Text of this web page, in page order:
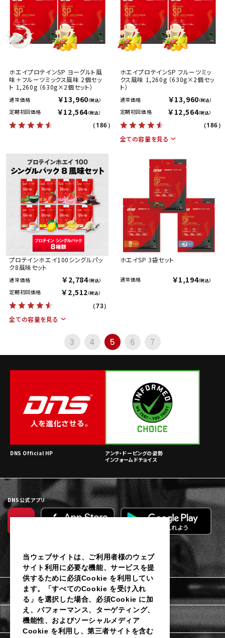
ホエイプロテインSP ヨーグルト風
味＋フルーツミックス風味 2個セッ
ト 1,260g （630g×2個セット）
通常価格 ￥13,960（税込）
定期初回価格 ￥12,564（税込）
（186）
ホエイプロテインSP フルーツミッ
クス風味 1,260g （630g×2個セッ
ト）
通常価格 ￥13,960（税込）
定期初回価格 ￥12,564（税込）
（186）
全ての容量を見る
プロテインホエイ100シングルパッ
ク8風味セット
通常価格 ￥2,784（税込）
定期初回価格 ￥2,512（税込）
（73）
全ての容量を見る
ホエイSP 3袋セット
通常価格 ￥1,194（税込）
3 4 5 6 7
DNS Official HP
アンチ・ドーピングの姿勢
インフォームドチョイス
DNS公式アプリ
利用規約
個人情報保護に関するご通知
当ウェブサイトは、ご利用者様のウェブ
サイト利用に必要な機能、サービスを提
供するために必須Cookie を利用してい
ます。「すべてのCookie を受け入れ
る」を選択した場合、必須Cookie に加
え、パフォーマンス、ターゲティング、
機能性、およびソーシャルメディア
Cookie を利用し、第三者サイトを含む